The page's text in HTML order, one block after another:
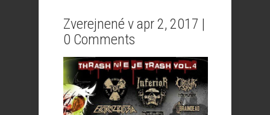
Zverejnené v apr 2, 2017 |
0 Comments